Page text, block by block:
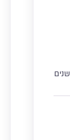
תוכנית השומרת על עלות קבועה למשך 15 שנים